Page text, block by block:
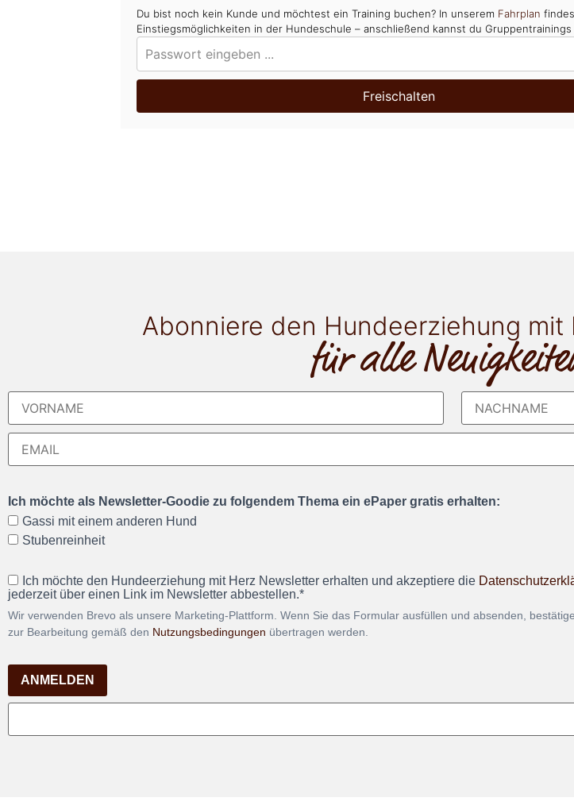
Du bist noch kein Kunde und möchtest ein Training buchen? In unserem Fahrplan
Einstiegsmöglichkeiten in der Hundeschule – anschließend kannst du
Freischalten
Abonniere den Hundeerziehung
für alle
Ich möchte als Newsletter-Goodie zu folgendem Thema ein ePaper gratis erhalten:
Gassi mit einem anderen Hund
Stubenreinheit
Ich möchte den Hundeerziehung mit Herz Newsletter erhalten und akzeptiere die
jederzeit über einen Link im Newsletter abbestellen.*
Wir verwenden Brevo als unsere Marketing-Plattform. Wenn Sie das Formular ausfüllen und absenden,
zur Bearbeitung gemäß den Nutzungsbedingungen übertragen werden.
ANMELDEN